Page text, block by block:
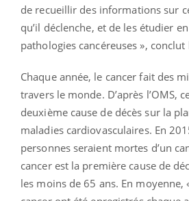
de recueillir des informations sur
qu’il déclenche, et de les étudier
pathologies cancéreuses »,
Chaque année, le cancer fait des
travers le monde. D’après l’OMS,
deuxième cause de décès sur la
maladies cardiovasculaires. En
personnes seraient mortes d’un
cancer est la première cause de
les moins de 65 ans. En moyenne,